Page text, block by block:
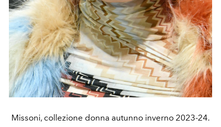
Missoni, collezione donna autunno inverno 2023-24.